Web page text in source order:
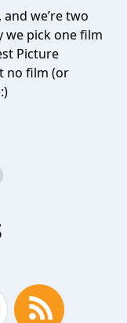
and we’re two
we pick one film
Picture
no film (or